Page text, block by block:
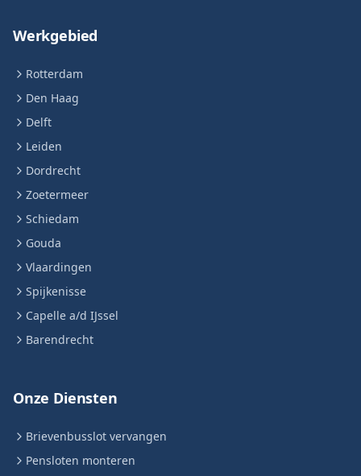
Werkgebied
Rotterdam
Den Haag
Delft
Leiden
Dordrecht
Zoetermeer
Schiedam
Gouda
Vlaardingen
Spijkenisse
Capelle a/d IJssel
Barendrecht
Onze Diensten
Brievenbusslot vervangen
Pensloten monteren